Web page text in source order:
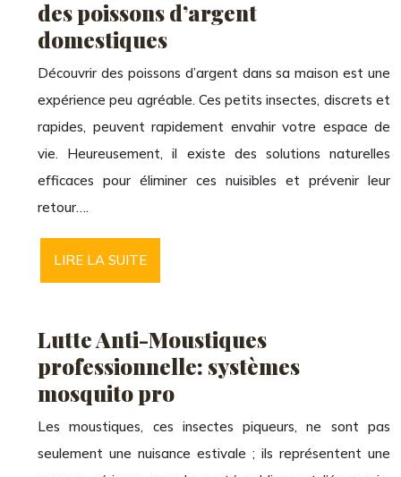
des poissons d’argent
domestiques
Découvrir des poissons d’argent dans sa maison est une
expérience peu agréable. Ces petits insectes, discrets et
rapides, peuvent rapidement envahir votre espace de
vie. Heureusement, il existe des solutions naturelles
efficaces pour éliminer ces nuisibles et prévenir leur
retour….
LIRE LA SUITE
Lutte Anti-Moustiques
professionnelle: systèmes
mosquito pro
Les moustiques, ces insectes piqueurs, ne sont pas
seulement une nuisance estivale ; ils représentent une